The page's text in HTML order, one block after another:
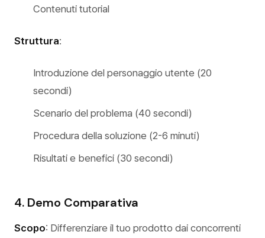
Contenuti tutorial
Struttura:
Introduzione del personaggio utente (20
secondi)
Scenario del problema (40 secondi)
Procedura della soluzione (2-6 minuti)
Risultati e benefici (30 secondi)
4. Demo Comparativa
Scopo: Differenziare il tuo prodotto dai concorrenti